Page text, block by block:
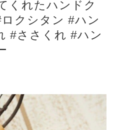
くれたハンドク
クシタン #ハン
#ささくれ #ハン